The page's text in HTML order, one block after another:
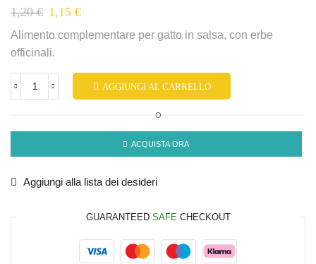
1,20€ 1,15 €
Alimento complementare per gatto in salsa, con erbe
officinali.
AGGIUNGI AL CARRELLO
O
ACQUISTA ORA
Aggiungi alla lista dei desideri
GUARANTEED SAFE CHECKOUT